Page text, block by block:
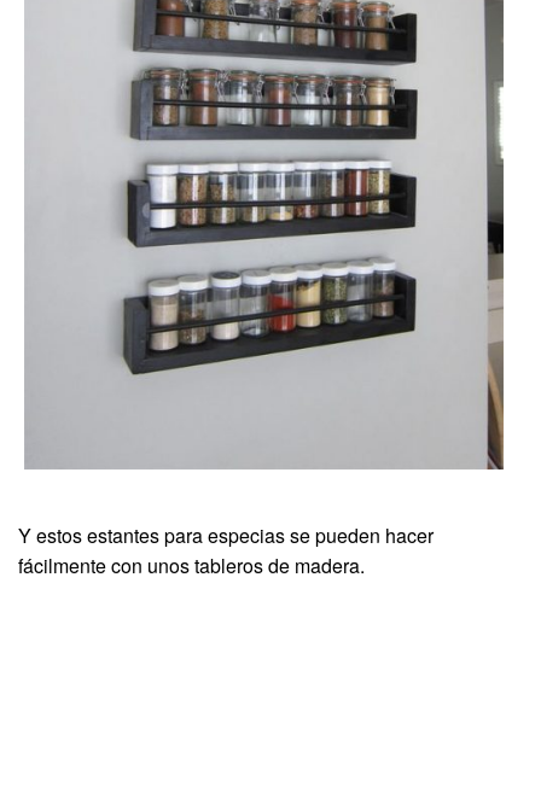
Y estos estantes para especias se pueden hacer
fácilmente con unos tableros de madera.